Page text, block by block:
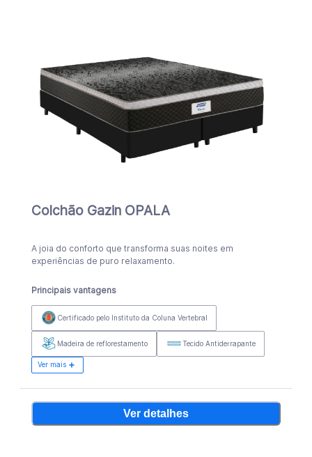
Colchão Gazin OPALA
A joia do conforto que transforma suas noites em
experiências de puro relaxamento.
Principais vantagens
Certificado pelo Instituto da Coluna Vertebral
Madeira de reflorestamento Tecido Antiderrapante
Ver mais
Ver detalhes